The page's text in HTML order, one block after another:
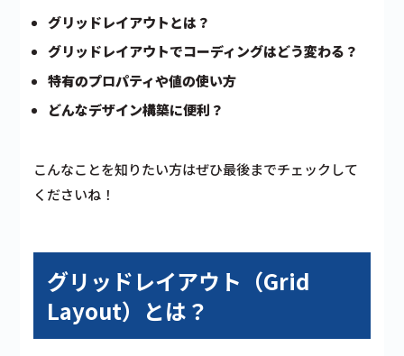
グリッドレイアウトとは？
グリッドレイアウトでコーディングはどう変わる？
特有のプロパティや値の使い方
どんなデザイン構築に便利？
こんなことを知りたい方はぜひ最後までチェックして
くださいね！
グリッドレイアウト（Grid
Layout）とは？